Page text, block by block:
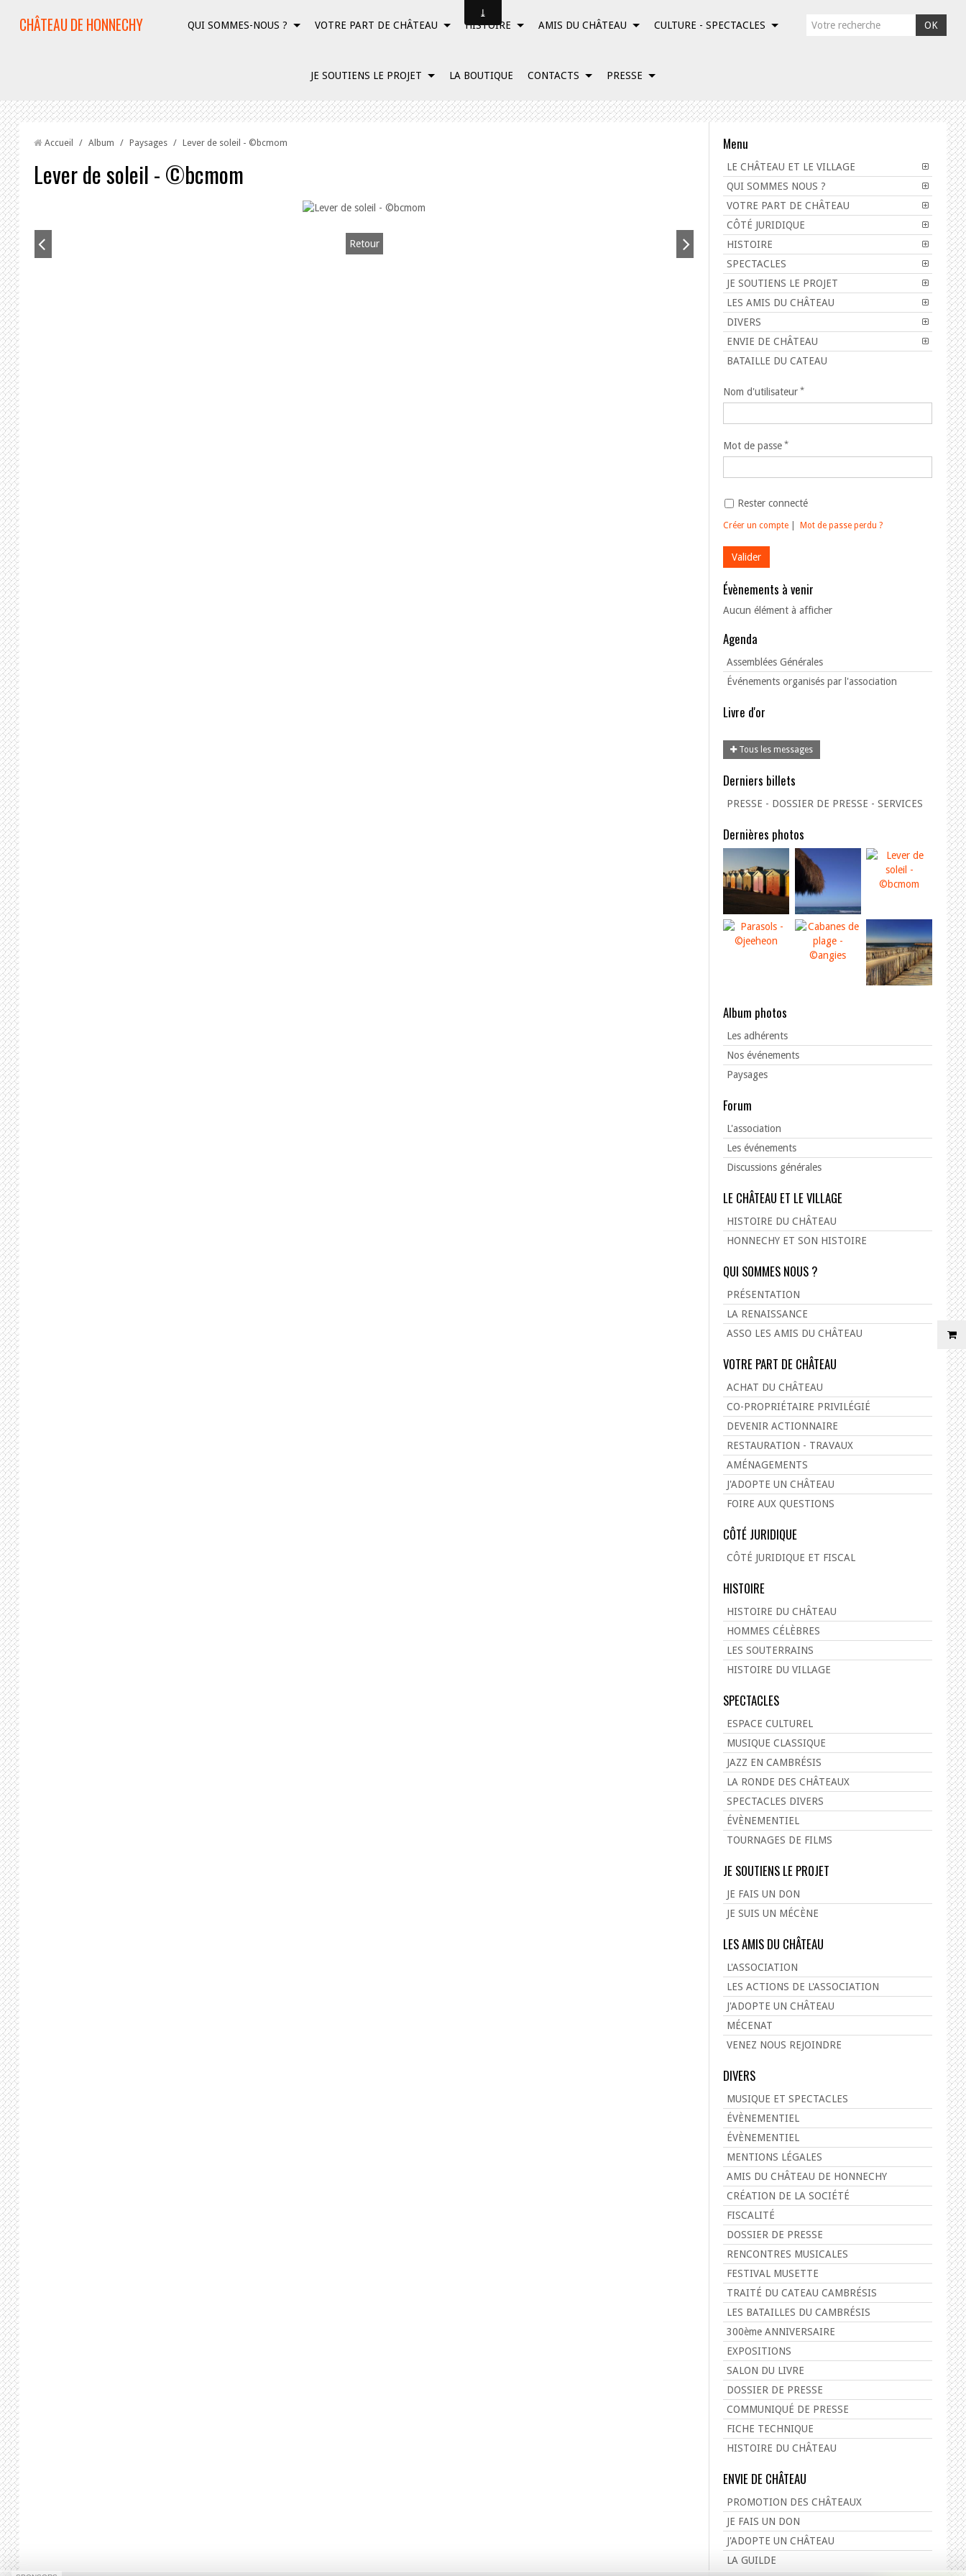
CHÂTEAU DE HONNECHY OK
QUI SOMMES-NOUS ? VOTRE PART DE CHÂTEAU HISTOIRE AMIS DU CHÂTEAU CULTURE - SPECTACLES
JE SOUTIENS LE PROJET LA BOUTIQUE CONTACTS PRESSE
Accueil / Album / Paysages / Lever de soleil - ©bcmom
Lever de soleil - ©bcmom
Retour
Menu
LE CHÂTEAU ET LE VILLAGE
QUI SOMMES NOUS ?
VOTRE PART DE CHÂTEAU
CÔTÉ JURIDIQUE
HISTOIRE
SPECTACLES
JE SOUTIENS LE PROJET
LES AMIS DU CHÂTEAU
DIVERS
ENVIE DE CHÂTEAU
BATAILLE DU CATEAU
Nom d'utilisateur
Mot de passe
Rester connecté
Créer un compte Mot de passe perdu ?
Évènements à venir
Aucun élément à afficher
Agenda
Assemblées Générales
Événements organisés par l'association
Livre d'or
Tous les messages
Derniers billets
PRESSE - DOSSIER DE PRESSE - SERVICES
Dernières photos
Album photos
Les adhérents
Nos événements
Paysages
Forum
L'association
Les événements
Discussions générales
LE CHÂTEAU ET LE VILLAGE
HISTOIRE DU CHÂTEAU
HONNECHY ET SON HISTOIRE
QUI SOMMES NOUS ?
PRÉSENTATION
LA RENAISSANCE
ASSO LES AMIS DU CHÂTEAU
VOTRE PART DE CHÂTEAU
ACHAT DU CHÂTEAU
CO-PROPRIÉTAIRE PRIVILÉGIÉ
DEVENIR ACTIONNAIRE
RESTAURATION - TRAVAUX
AMÉNAGEMENTS
J'ADOPTE UN CHÂTEAU
FOIRE AUX QUESTIONS
CÔTÉ JURIDIQUE
CÔTÉ JURIDIQUE ET FISCAL
HISTOIRE
HISTOIRE DU CHÂTEAU
HOMMES CÉLÈBRES
LES SOUTERRAINS
HISTOIRE DU VILLAGE
SPECTACLES
ESPACE CULTUREL
MUSIQUE CLASSIQUE
JAZZ EN CAMBRÉSIS
LA RONDE DES CHÂTEAUX
SPECTACLES DIVERS
ÉVÈNEMENTIEL
TOURNAGES DE FILMS
JE SOUTIENS LE PROJET
JE FAIS UN DON
JE SUIS UN MÉCÈNE
LES AMIS DU CHÂTEAU
L'ASSOCIATION
LES ACTIONS DE L'ASSOCIATION
J'ADOPTE UN CHÂTEAU
MÉCENAT
VENEZ NOUS REJOINDRE
DIVERS
MUSIQUE ET SPECTACLES
ÉVÈNEMENTIEL
ÉVÈNEMENTIEL
MENTIONS LÉGALES
AMIS DU CHÂTEAU DE HONNECHY
CRÉATION DE LA SOCIÉTÉ
FISCALITÉ
DOSSIER DE PRESSE
RENCONTRES MUSICALES
FESTIVAL MUSETTE
TRAITÉ DU CATEAU CAMBRÉSIS
LES BATAILLES DU CAMBRÉSIS
300ème ANNIVERSAIRE
EXPOSITIONS
SALON DU LIVRE
DOSSIER DE PRESSE
COMMUNIQUÉ DE PRESSE
FICHE TECHNIQUE
HISTOIRE DU CHÂTEAU
ENVIE DE CHÂTEAU
PROMOTION DES CHÂTEAUX
JE FAIS UN DON
J'ADOPTE UN CHÂTEAU
LA GUILDE